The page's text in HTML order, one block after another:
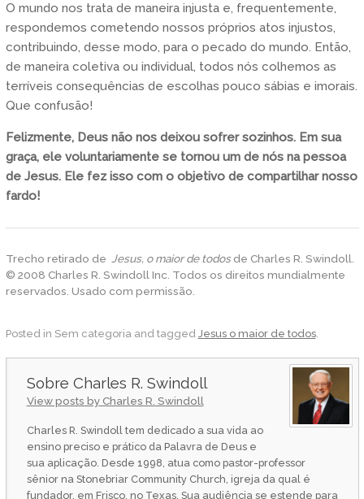
O mundo nos trata de maneira injusta e, frequentemente,
respondemos cometendo nossos próprios atos injustos,
contribuindo, desse modo, para o pecado do mundo. Então,
de maneira coletiva ou individual, todos nós colhemos as
terríveis consequências de escolhas pouco sábias e imorais.
Que confusão!
Felizmente, Deus não nos deixou sofrer sozinhos. Em sua
graça, ele voluntariamente se tornou um de nós na pessoa
de Jesus. Ele fez isso com o objetivo de compartilhar nosso
fardo!
Trecho retirado de Jesus, o maior de todosde Charles R. Swindoll.
© 2008 Charles R. Swindoll Inc. Todos os direitos mundialmente
reservados. Usado com permissão.
Posted in Sem categoria and tagged Jesus o maior de todos.
Charles R. Swindoll
View posts by Charles R. Swindoll
Charles R. Swindoll tem dedicado a sua vida ao
ensino preciso e prático da Palavra de Deus e
sua aplicação. Desde 1998, atua como pastor-professor
sênior na Stonebriar Community Church, igreja da qual é
fundador, em Frisco, no Texas. Sua audiência se estende para